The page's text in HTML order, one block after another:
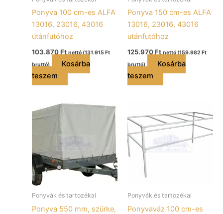
Ponyva 100 cm-es ALFA
13016, 23016, 43016
utánfutóhoz
103.870Ft nettó (131.915 Ft
bruttó)
Kosárba
teszem
Ponyva 150 cm-es ALFA
13016, 23016, 43016
utánfutóhoz
125.970Ft nettó (159.982 Ft
bruttó)
Kosárba
teszem
Ponyvák és tartozékai
Ponyva 550 mm, szürke,
Ponyvák és tartozékai
Ponyvaváz 100 cm-es